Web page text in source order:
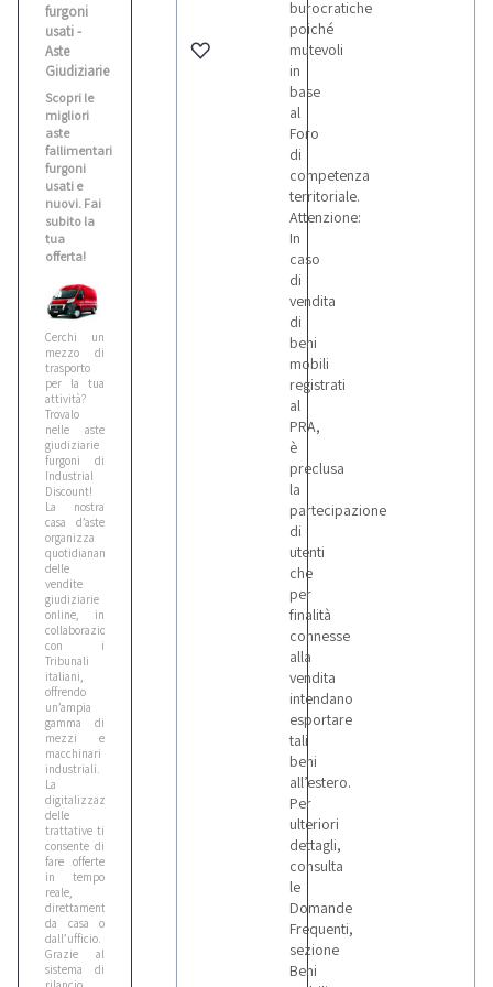
furgoni
usati -
Aste
Giudiziarie
Scopri le
migliori
aste
fallimentari
furgoni
usati e
nuovi. Fai
subito la
tua
offerta!
Cerchi un
mezzo di
trasporto
per la tua
attività?
Trovalo
nelle aste
giudiziarie
furgoni di
Industrial
Discount!
La nostra
casa d’aste
organizza
quotidianamente
delle
vendite
giudiziarie
online, in
collaborazione
con i
Tribunali
italiani,
offrendo
un’ampia
gamma di
mezzi e
macchinari
industriali.
La
digitalizzazione
delle
trattative ti
consente di
fare offerte
in tempo
reale,
direttamente
da casa o
dall’ufficio.
Grazie al
sistema di
burocratiche
poiché
mutevoli
in
base
al
Foro
di
competenza
territoriale.
Attenzione:
In
caso
di
vendita
di
beni
mobili
registrati
al
PRA,
è
preclusa
la
partecipazione
di
utenti
che
per
finalità
connesse
alla
vendita
intendano
esportare
tali
beni
all’estero.
Per
ulteriori
dettagli,
consulta
le
Domande
Frequenti,
sezione
Beni